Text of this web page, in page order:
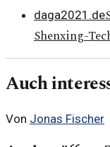
daga2021.de
Shenxing-
Auch
Von Jonas Fischer